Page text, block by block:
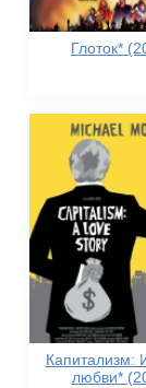
Глоток*
Капитализм:
любви*